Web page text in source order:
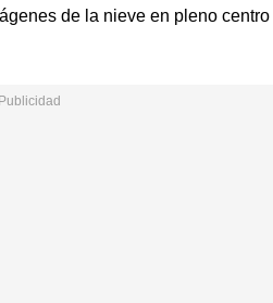
de la nieve en pleno centro